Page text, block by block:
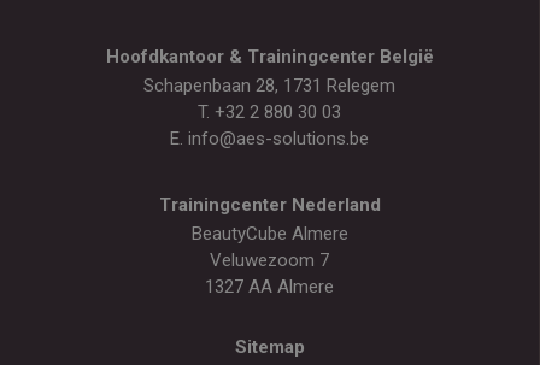
Hoofdkantoor & Trainingcenter België
Schapenbaan 28, 1731 Relegem
T. +32 2 880 30 03
E. info@aes-solutions.be
Trainingcenter Nederland
BeautyCube Almere
Veluwezoom 7
1327 AA Almere
Sitemap